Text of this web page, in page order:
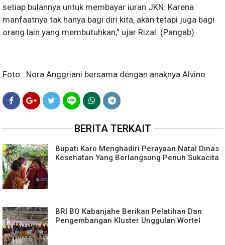
setiap bulannya untuk membayar iuran JKN. Karena
manfaatnya tak hanya bagi diri kita, akan tetapi juga bagi
orang lain yang membutuhkan,” ujar Rizal. (Pangab)
Foto : Nora Anggriani bersama dengan anaknya Alvino.
BERITA TERKAIT
Bupati Karo Menghadiri Perayaan Natal Dinas
Kesehatan Yang Berlangsung Penuh Sukacita
BRI BO Kabanjahe Berikan Pelatihan Dan
Pengembangan Kluster Unggulan Wortel